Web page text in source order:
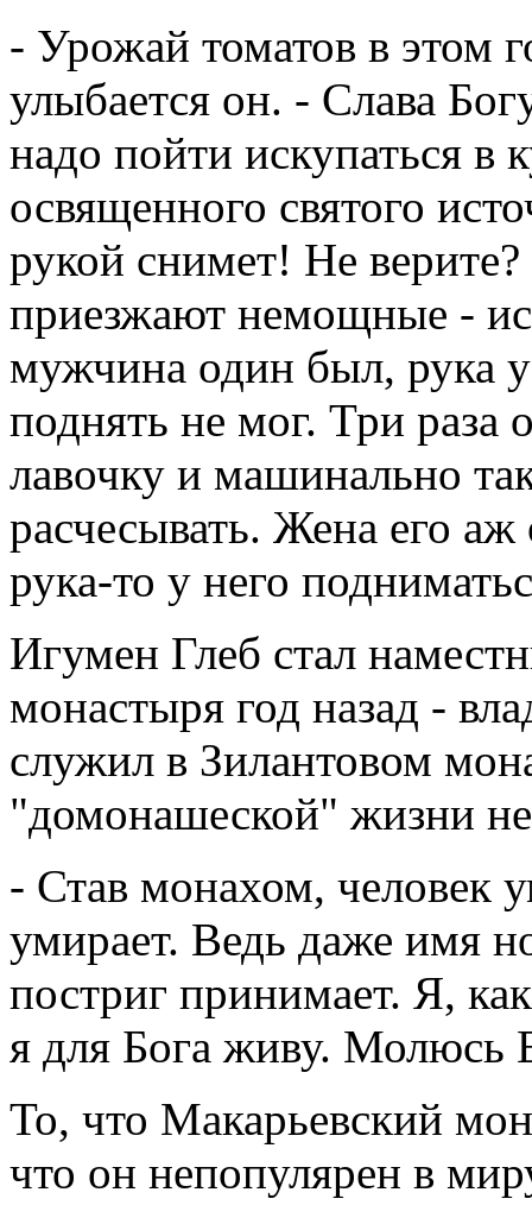
- Урожай томатов в этом
улыбается он. - Слава
надо пойти искупаться в
освященного святого
рукой снимет! Не
приезжают немощные -
мужчина один был, рука
поднять не мог. Три раза
лавочку и машинально
расчесывать. Жена его
рука-то у него
Игумен Глеб стал
монастыря год назад -
служил в Зилантовом
"домонашеской" жизни
- Став монахом, человек
умирает. Ведь даже имя
постриг принимает. Я,
я для Бога живу. Молюсь
То, что Макарьевский
что он непопулярен в